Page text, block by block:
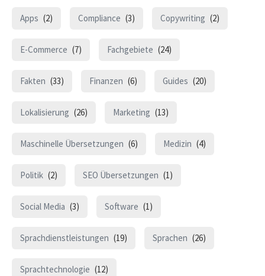
Apps (2) Compliance (3) Copywriting (2)
E-Commerce (7) Fachgebiete (24)
Fakten (33) Finanzen (6) Guides (20)
Lokalisierung (26) Marketing (13)
Maschinelle Übersetzungen (6) Medizin (4)
Politik (2) SEO Übersetzungen (1)
Social Media (3) Software (1)
Sprachdienstleistungen (19) Sprachen (26)
Sprachtechnologie (12)